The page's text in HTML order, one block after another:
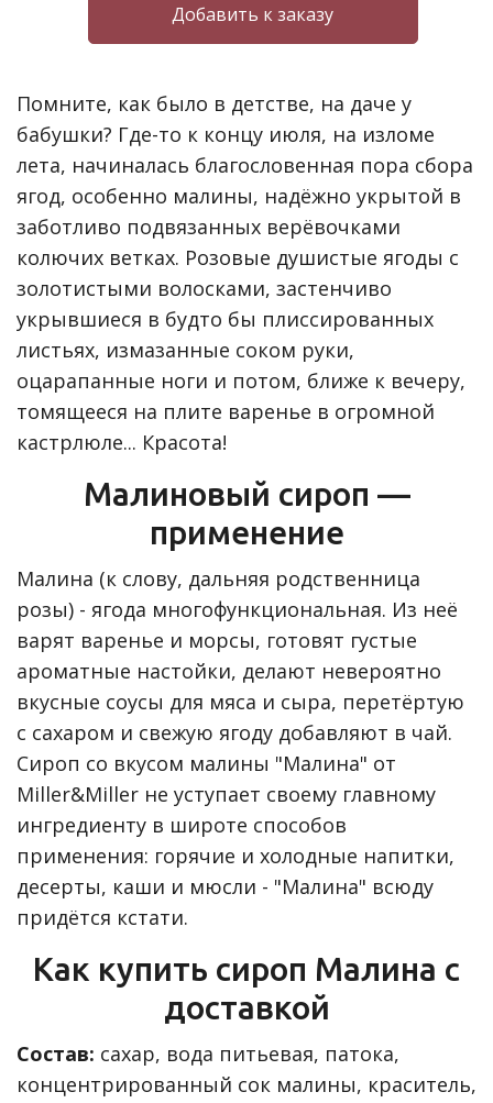
Помните, как было в детстве, на даче у
бабушки? Где-то к концу июля, на изломе
лета, начиналась благословенная пора сбора
ягод, особенно малины, надёжно укрытой в
заботливо подвязанных верёвочками
колючих ветках. Розовые душистые ягоды с
золотистыми волосками, застенчиво
укрывшиеся в будто бы плиссированных
листьях, измазанные соком руки,
оцарапанные ноги и потом, ближе к вечеру,
томящееся на плите варенье в огромной
кастрлюле... Красота!
Малиновый сироп —
применение
Малина (к слову, дальняя родственница
розы) - ягода многофункциональная. Из неё
варят варенье и морсы, готовят густые
ароматные настойки, делают невероятно
вкусные соусы для мяса и сыра, перетёртую
с сахаром и свежую ягоду добавляют в чай.
Сироп со вкусом малины "Малина" от
Miller&Miller не уступает своему главному
ингредиенту в широте способов
применения: горячие и холодные напитки,
десерты, каши и мюсли - "Малина" всюду
придётся кстати.
Как купить сироп Малина с
доставкой
Состав: сахар, вода питьевая, патока,
концентрированный сок малины, краситель,